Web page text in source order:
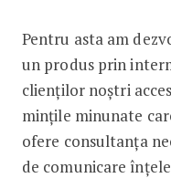
Pentru asta am
un produs prin
clienților noștri
mințile minunate
ofere consultanța
de comunicare